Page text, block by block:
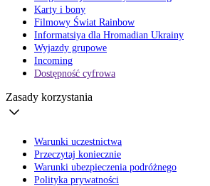
Karty i bony
Filmowy Świat Rainbow
Informatsiya dla Hromadian Ukrainy
Wyjazdy grupowe
Incoming
Dostępność cyfrowa
Zasady korzystania
Warunki uczestnictwa
Przeczytaj koniecznie
Warunki ubezpieczenia podróżnego
Polityka prywatności